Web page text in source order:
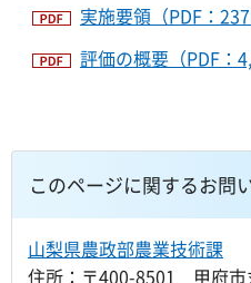
実施要領（PDF：
評価の概要（PDF：
このページに関するお問
山梨県農政部農業技術課
住所：〒400-8501 甲府市